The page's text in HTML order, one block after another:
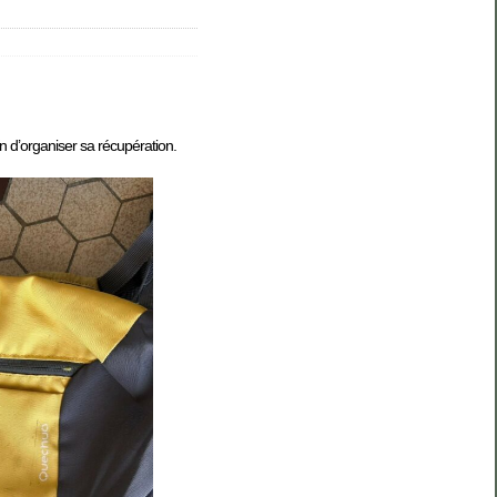
d’organiser sa récupération.